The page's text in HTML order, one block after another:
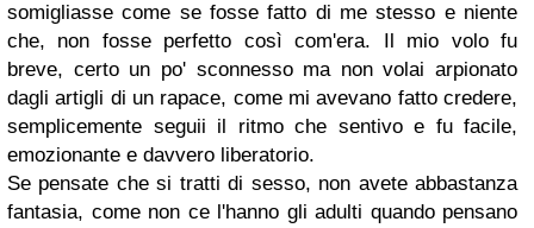
somigliasse come se fosse fatto di me stesso e niente
che, non fosse perfetto così com'era. Il mio volo fu
breve, certo un po' sconnesso ma non volai arpionato
dagli artigli di un rapace, come mi avevano fatto credere,
semplicemente seguii il ritmo che sentivo e fu facile,
emozionante e davvero liberatorio.
Se pensate che si tratti di sesso, non avete abbastanza
fantasia, come non ce l'hanno gli adulti quando pensano